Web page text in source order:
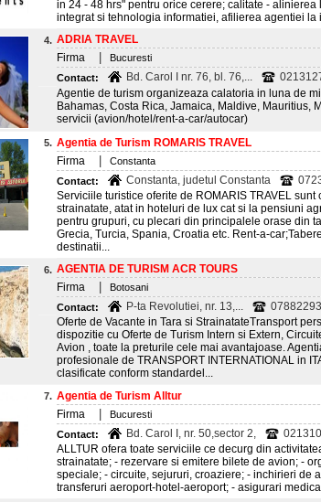
in 24 - 48 hrs" pentru orice cerere; calitate -
integrat si tehnologia informatiei, afilierea agentiei
4. ADRIA TRAVEL
Firma
Bucuresti
Contact:
Bd. Carol I nr. 76, bl. 76,...
Agentie de turism organizeaza calatoria in luna de
Bahamas, Costa Rica, Jamaica, Maldive, Mauritius,
servicii (avion/hotel/rent-a-car/autocar)
5. Agentia de Turism ROMARIS TRAVEL
Firma
Constanta
Contact:
Constanta, judetul Constanta
Serviciile turistice oferite de ROMARIS TRAVEL
strainatate, atat in hoteluri de lux cat si la pensiuni
pentru grupuri, cu plecari din principalele orase din
Grecia, Turcia, Spania, Croatia etc. Rent-a-
destinatii...
6. AGENTIA DE TURISM ACR TOURS
Firma
Botosani
Contact:
P-ta Revolutiei, nr. 13,...
Oferte de Vacante in Tara si StrainatateTransport
dispozitie cu Oferte de Turism Intern si Extern,
Avion , toate la preturile cele mai avantajoase.
profesionale de TRANSPORT INTERNATIONAL in
clasificate conform standardel...
7. Agentia de Turism Alltur
Firma
Bucuresti
Contact:
Bd. Carol I, nr. 50,sector 2,
ALLTUR ofera toate serviciile ce decurg din
strainatate; - rezervare si emitere bilete de avion; -
speciale; - circuite, sejururi, croaziere; - inchirieri de
transferuri aeroport-hotel-aeroport; - asigurari